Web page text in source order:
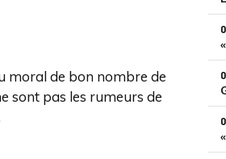
moral de bon nombre de
sont pas les rumeurs de